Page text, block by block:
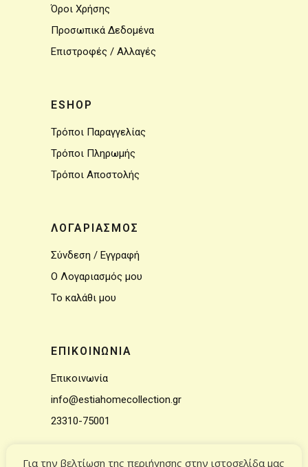
Όροι Χρήσης
Προσωπικά Δεδομένα
Επιστροφές / Αλλαγές
ESHOP
Τρόποι Παραγγελίας
Τρόποι Πληρωμής
Τρόποι Αποστολής
ΛΟΓΑΡΙΑΣΜΟΣ
Σύνδεση / Εγγραφή
Ο Λογαριασμός μου
Το καλάθι μου
ΕΠΙΚΟΙΝΩΝΙΑ
Επικοινωνία
info@estiahomecollection.gr
23310-75001
Για την βελτίωση της περιήγησης στην ιστοσελίδα μας